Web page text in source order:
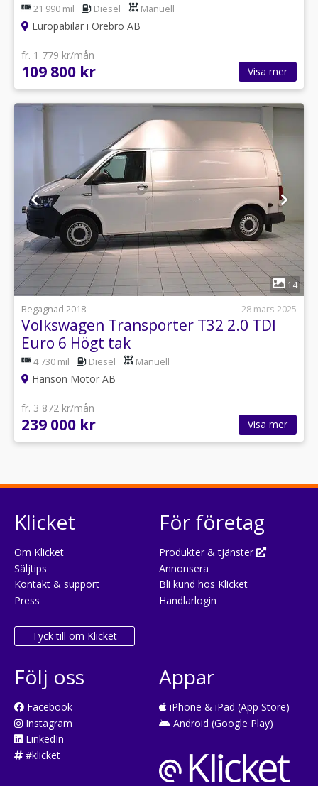
21 990 mil Diesel Manuell
Europabilar i Örebro AB
fr. 1 779 kr/mån
109 800 kr Visa mer
14
Begagnad 2018
28 mars 2025
Volkswagen Transporter T32 2.0 TDI
Euro 6 Högt tak
4 730 mil Diesel Manuell
Hanson Motor AB
fr. 3 872 kr/mån
239 000 kr Visa mer
Klicket
Om Klicket
Säljtips
Kontakt & support
Press
Tyck till om Klicket
För företag
Produkter & tjänster
Annonsera
Bli kund hos Klicket
Handlarlogin
Följ oss
Facebook
Instagram
LinkedIn
#klicket
Appar
iPhone & iPad (App Store)
Android (Google Play)